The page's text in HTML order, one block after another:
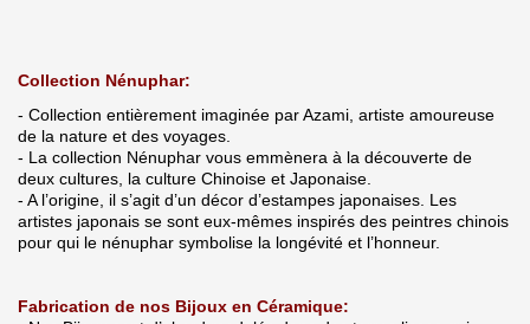
Collection Nénuphar:
- Collection entièrement imaginée par Azami, artiste amoureuse
de la nature et des voyages.
- La collection Nénuphar vous emmènera à la découverte de
deux cultures, la culture Chinoise et Japonaise.
- A l’origine, il s’agit d’un décor d’estampes japonaises. Les
artistes japonais se sont eux-mêmes inspirés des peintres chinois
pour qui le nénuphar symbolise la longévité et l’honneur.
Fabrication de nos Bijoux en Céramique: